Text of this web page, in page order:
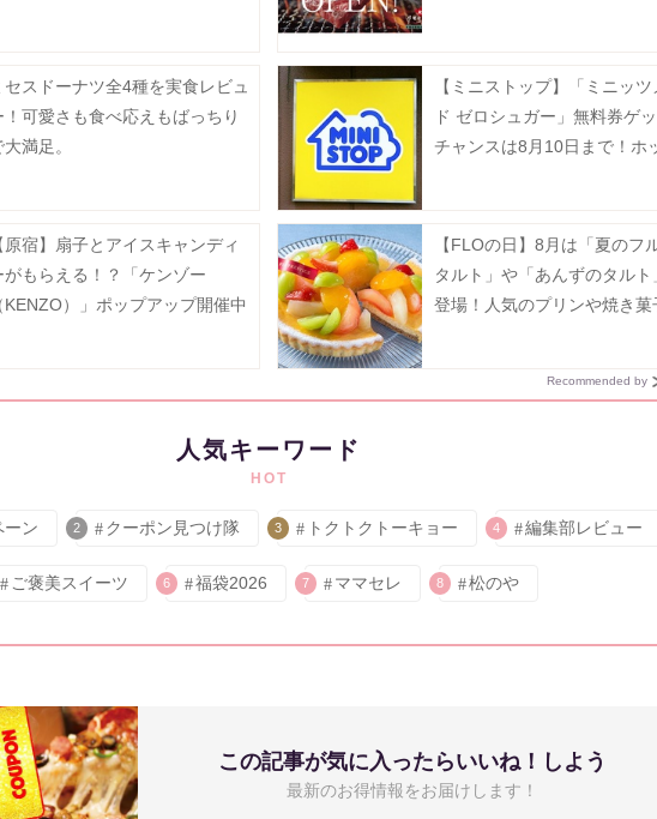
セスドーナツ全4種を実食レビュ
！可愛さも食べ応えもばっちり
大満足。
【ミニストップ】「ミニッツ
ド ゼロシュガー」無料券ゲ
チャンスは8月10日まで！ホ
原宿】扇子とアイスキャンディ
がもらえる！？「ケンゾー
KENZO）」ポップアップ開催中
【FLOの日】8月は「夏のフ
タルト」や「あんずのタルト
登場！人気のプリンや焼き菓
Recommended by
人気キーワード
HOT
ーン 2 クーポン見つけ隊 3 トクトクトーキョー 4 編集部レビュー
ご褒美スイーツ 6 福袋2026 7 ママセレ 8 松のや
この記事が気に入ったらいいね！しよう
最新のお得情報をお届けします！